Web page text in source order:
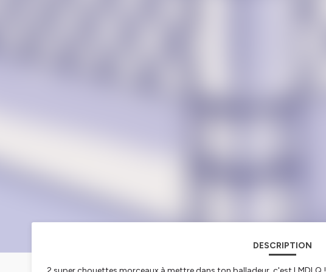
DESCRIPTION